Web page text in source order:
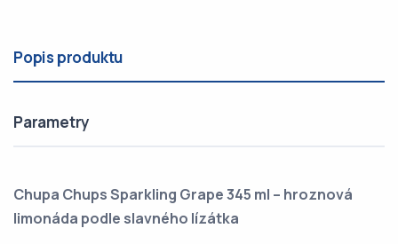
Popis produktu
Parametry
Chupa Chups Sparkling Grape 345 ml – hroznová
limonáda podle slavného lízátka